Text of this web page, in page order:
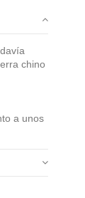
chino
a unos